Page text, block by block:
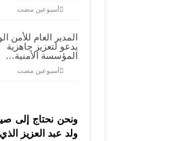
‏أسبوعين مضت
المدير العام للأمن
يدعو لتعزيز جاهزية
المؤسسة الأمنية…
‏أسبوعين مضت
ونحن نحتاج إلى
ولد عبد العزيز